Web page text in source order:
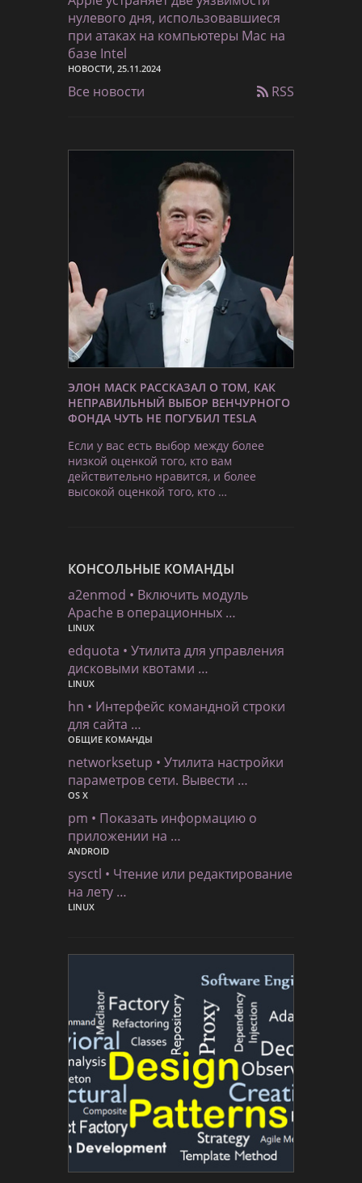
нулевого дня, использовавшиеся
при атаках на компьютеры Mac на
базе Intel
НОВОСТИ, 25.11.2024
Все новости RSS
ЭЛОН МАСК РАССКАЗАЛ О ТОМ, КАК
НЕПРАВИЛЬНЫЙ ВЫБОР ВЕНЧУРНОГО
ФОНДА ЧУТЬ НЕ ПОГУБИЛ TESLA
Если у вас есть выбор между более
низкой оценкой того, кто вам
действительно нравится, и более
высокой оценкой того, кто …
КОНСОЛЬНЫЕ КОМАНДЫ
a2enmod • Включить модуль
Apache в операционных …
LINUX
edquota • Утилита для управления
дисковыми квотами …
LINUX
hn • Интерфейс командной строки
для сайта …
ОБЩИЕ КОМАНДЫ
networksetup • Утилита настройки
параметров сети. Вывести …
OS X
pm • Показать информацию о
приложении на …
ANDROID
sysctl • Чтение или редактирование
на лету …
LINUX